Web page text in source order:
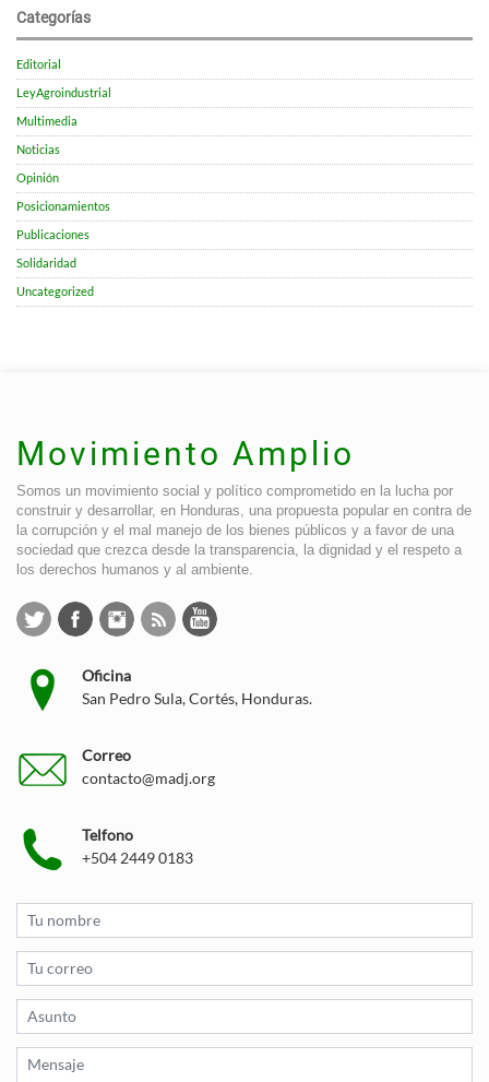
Categorías
Editorial
LeyAgroindustrial
Multimedia
Noticias
Opinión
Posicionamientos
Publicaciones
Solidaridad
Uncategorized
Movimiento Amplio
Somos un movimiento social y político comprometido en la lucha por
construir y desarrollar, en Honduras, una propuesta popular en contra de
la corrupción y el mal manejo de los bienes públicos y a favor de una
sociedad que crezca desde la transparencia, la dignidad y el respeto a
los derechos humanos y al ambiente.
Oficina
San Pedro Sula, Cortés, Honduras.
Correo
contacto@madj.org
Telfono
+504 2449 0183